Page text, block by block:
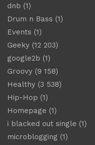
dnb (1)
Drum n Bass (1)
Events (1)
Geeky (12 203)
google2b (1)
Groovy (9 158)
Healthy (3 538)
Hip-Hop (1)
Homepage (1)
i blacked out single (1)
microblogging (1)